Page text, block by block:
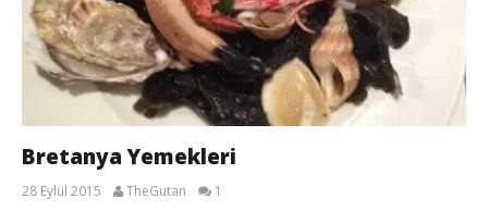
Bretanya Yemekleri
28 Eylül 2015 TheGutan 1